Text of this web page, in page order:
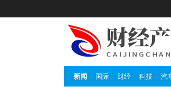
新闻 国际 财经 科技 汽